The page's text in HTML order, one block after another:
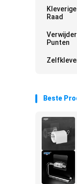
Raad
Punten
Beste